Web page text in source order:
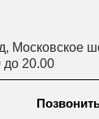
Московское
до 20.00